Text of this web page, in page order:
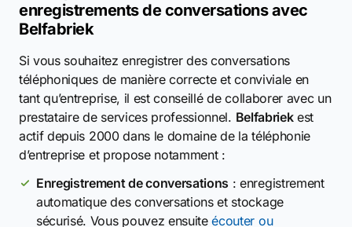
enregistrements de conversations avec
Belfabriek
Si vous souhaitez enregistrer des conversations
téléphoniques de manière correcte et conviviale en
tant qu’entreprise, il est conseillé de collaborer avec un
prestataire de services professionnel. Belfabriekest
actif depuis 2000 dans le domaine de la téléphonie
d’entreprise et propose notamment :
Enregistrement de conversations : enregistrement
automatique des conversations et stockage
sécurisé. Vous pouvez ensuiteécouter ou